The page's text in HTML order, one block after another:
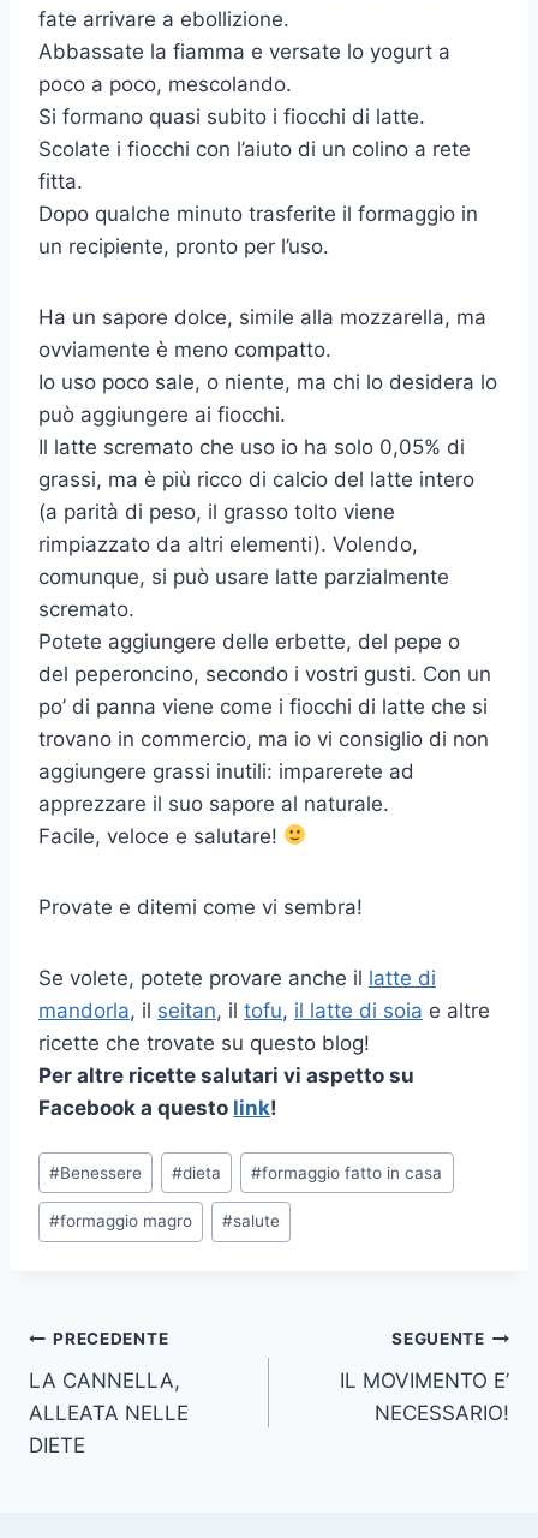
fate arrivare a ebollizione.
Abbassate la fiamma e versate lo yogurt a
poco a poco, mescolando.
Si formano quasi subito i fiocchi di latte.
Scolate i fiocchi con l’aiuto di un colino a rete
fitta.
Dopo qualche minuto trasferite il formaggio in
un recipiente, pronto per l’uso.
Ha un sapore dolce, simile alla mozzarella, ma
ovviamente è meno compatto.
Io uso poco sale, o niente, ma chi lo desidera lo
può aggiungere ai fiocchi.
Il latte scremato che uso io ha solo 0,05% di
grassi, ma è più ricco di calcio del latte intero
(a parità di peso, il grasso tolto viene
rimpiazzato da altri elementi). Volendo,
comunque, si può usare latte parzialmente
scremato.
Potete aggiungere delle erbette, del pepe o
del peperoncino, secondo i vostri gusti. Con un
po’ di panna viene come i fiocchi di latte che si
trovano in commercio, ma io vi consiglio di non
aggiungere grassi inutili: imparerete ad
apprezzare il suo sapore al naturale.
Facile, veloce e salutare!
Provate e ditemi come vi sembra!
Se volete, potete provare anche il latte di
mandorla, il seitan, il tofu, il latte di soia e altre
ricette che trovate su questo blog!
Per altre ricette salutari vi aspetto su
Facebook a questo link!
Tag
articolo:
#Benessere #dieta #formaggio fatto in casa
#formaggio magro #salute
Navigazione
articoli
PRECEDENTE
LA CANNELLA,
ALLEATA NELLE
DIETE
SEGUENTE
IL MOVIMENTO E’
NECESSARIO!